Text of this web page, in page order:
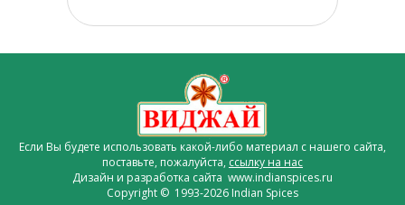
Если Вы будете использовать какой-либо материал с нашего сайта,
поставьте, пожалуйста, ссылку на нас
Дизайн и разработка сайта www.indianspices.ru
Copyright © 1993-2026 Indian Spices